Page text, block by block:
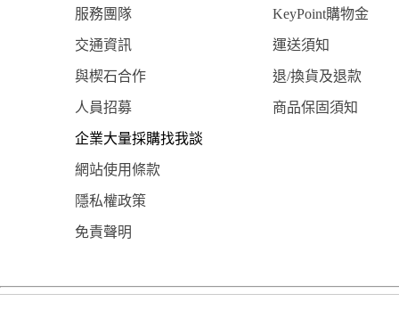
服務團隊 KeyPoint購物金
交通資訊 運送須知
與楔石合作 退/換貨及退款
人員招募 商品保固須知
企業大量採購找我談
網站使用條款
隱私權政策
免責聲明